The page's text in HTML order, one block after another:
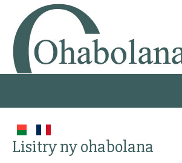
Lisitry ny ohabolana